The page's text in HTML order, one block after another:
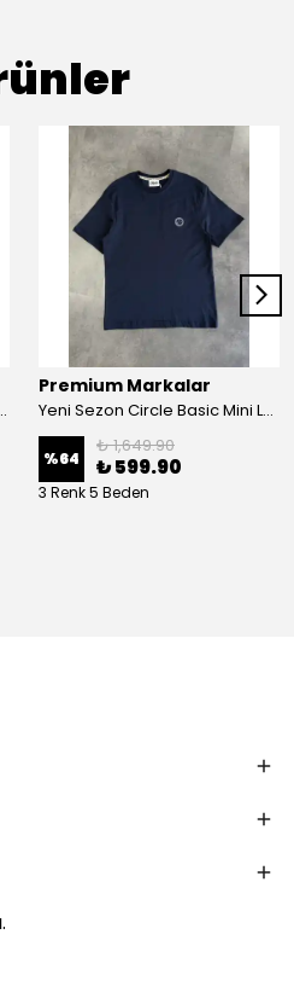
Logo T-shirt
Premium Markalar
Yeni Sezon Circle Basic Mini Logo Ceast T-shirt
%64
₺ 1,649.90
₺ 599.90
3 Renk 5 Beden